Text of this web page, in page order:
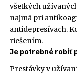
všetkých
najmä pri
antidepresívach.
riešením.
Je potrebné robiť
Prestávky v